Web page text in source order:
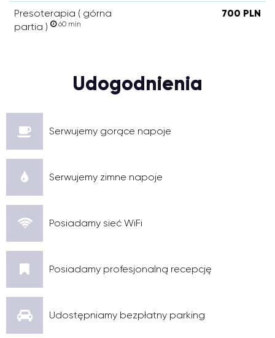
Presoterapia ( górna
partia )
60 min
700 PLN
Udogodnienia
Serwujemy gorące napoje
Serwujemy zimne napoje
Posiadamy sieć WiFi
Posiadamy profesjonalną recepcję
Udostępniamy bezpłatny parking